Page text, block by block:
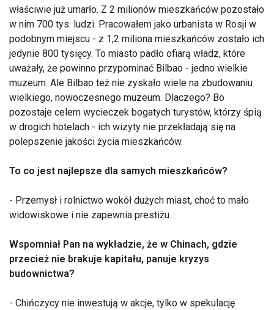
właściwie już umarło. Z 2 milionów mieszkańców pozostało
w nim 700 tys. ludzi. Pracowałem jako urbanista w Rosji w
podobnym miejscu - z 1,2 miliona mieszkańców zostało ich
jedynie 800 tysięcy. To miasto padło ofiarą władz, które
uważały, że powinno przypominać Bilbao - jedno wielkie
muzeum. Ale Bilbao też nie zyskało wiele na zbudowaniu
wielkiego, nowoczesnego muzeum. Dlaczego? Bo
pozostaje celem wycieczek bogatych turystów, którzy śpią
w drogich hotelach - ich wizyty nie przekładają się na
polepszenie jakości życia mieszkańców.
To co jest najlepsze dla samych mieszkańców?
- Przemysł i rolnictwo wokół dużych miast, choć to mało
widowiskowe i nie zapewnia prestiżu.
Wspomniał Pan na wykładzie, że w Chinach, gdzie
przecież nie brakuje kapitału, panuje kryzys
budownictwa?
- Chińczycy nie inwestują w akcje, tylko w spekulację